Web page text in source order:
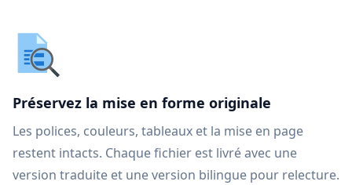
Préservez la mise en forme originale
Les polices, couleurs, tableaux et la mise en page
restent intacts. Chaque fichier est livré avec une
version traduite et une version bilingue pour relecture.